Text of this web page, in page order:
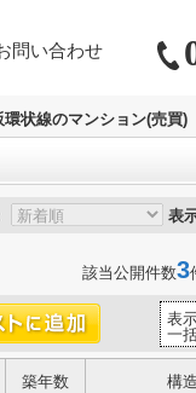
問い合わせ
環状線のマンション(売買)
表
該当公開件数3
表
一
築年数
構造